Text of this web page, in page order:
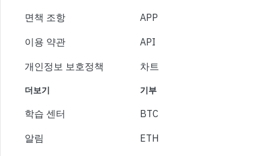
면책 조항
이용 약관
개인정보 보호정책
APP
API
차트
더보기
학습 센터
알림
기부
BTC
ETH